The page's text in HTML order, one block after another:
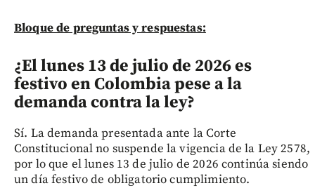
Bloque de preguntas y respuestas:
¿El lunes 13 de julio de 2026 es
festivo en Colombia pese a la
demanda contra la ley?
Sí. La demanda presentada ante la Corte
Constitucional no suspende la vigencia de la Ley 2578,
por lo que el lunes 13 de julio de 2026 continúa siendo
un día festivo de obligatorio cumplimiento.